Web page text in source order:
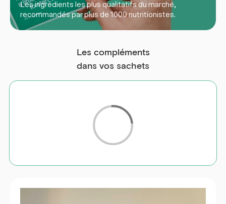
Les ingrédients les plus qualitatifs du marché,
recommandés par plus de 1000 nutritionistes.
Les compléments
dans vos sachets